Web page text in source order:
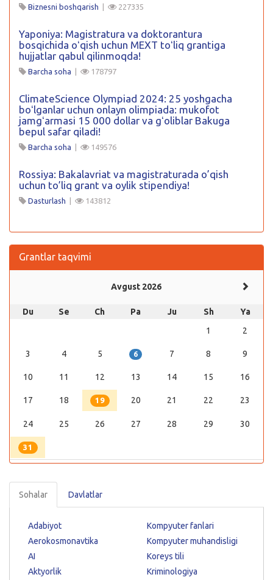
Biznesni boshqarish | 227335
Yaponiya: Magistratura va doktorantura
bosqichida oʻqish uchun MEXT toʻliq grantiga
hujjatlar qabul qilinmoqda!
Barcha soha | 178797
ClimateScience Olympiad 2024: 25 yoshgacha
boʻlganlar uchun onlayn olimpiada: mukofot
jamgʻarmasi 15 000 dollar va gʻoliblar Bakuga
bepul safar qiladi!
Barcha soha | 149576
Rossiya: Bakalavriat va magistraturada o’qish
uchun to’liq grant va oylik stipendiya!
Dasturlash | 143812
Grantlar taqvimi
Avgust 2026
Du Se Ch Pa Ju Sh
Ya
1
2
3 4 5 6 7 8 9
10 11 12 13 14 15 16
17 18 19 20 21 22 23
24 25 26 27 28 29 30
31
Sohalar Davlatlar
Adabiyot
Aerokosmonavtika
AI
Aktyorlik
Kompyuter fanlari
Kompyuter muhandisligi
Koreys tili
Kriminologiya